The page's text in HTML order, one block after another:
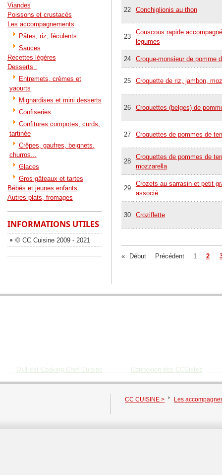
22 Conchiglionis au thon
23
Couscous rapide
légumes
24 Croque-monsieur de pomme
25 Croquette de riz, jambon,
26 Croquettes (belges) de
27 Croquettes de pommes de
28
Croquettes de pommes de
mozzarella
29
Crozets au sarrasin et petit
associé
30 Croziflette
« Début Précédent 1 2
Viandes
Poissons et crustacés
Les accompagnements
Pâtes, riz, féculents
Sauces
Recettes légères
Desserts :
Entremets, crèmes et
yaourts
Mignardises et mini desserts
Confiseries
Confitures compotes, curds,
tartinée
Crêpes, gaufres, beignets,
churros...
Glaces
Gros gâteaux et tartes
Bébés et jeunes enfants
Autres plats, fromages
INFORMATIONS UTILES
© CC Cuisine 2009 - 2021
QUI est Cooking Chef Cuisine Connexion des CCCistes
CC CUISINE > Les